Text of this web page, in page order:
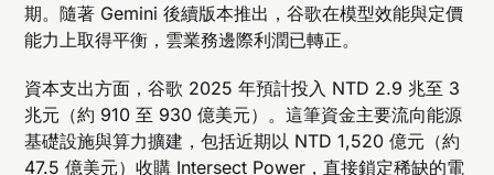
期。隨著 Gemini 後續版本推出，谷歌在模型效能與定價
能力上取得平衡，雲業務邊際利潤已轉正。
資本支出方面，谷歌 2025 年預計投入 NTD 2.9 兆至 3
兆元（約 910 至 930 億美元）。這筆資金主要流向能源
基礎設施與算力擴建，包括近期以 NTD 1,520 億元（約
47.5 億美元）收購 Intersect Power ，直接鎖定稀缺的電